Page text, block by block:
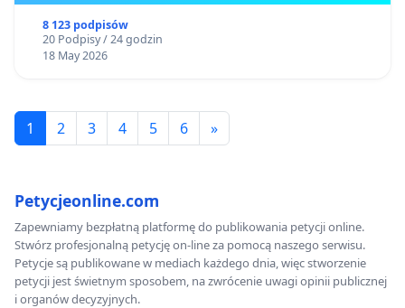
8 123 podpisów
20 Podpisy / 24 godzin
18 May 2026
1 2 3 4 5 6 »
Petycjeonline.com
Zapewniamy bezpłatną platformę do publikowania petycji online.
Stwórz profesjonalną petycję on-line za pomocą naszego serwisu.
Petycje są publikowane w mediach każdego dnia, więc stworzenie
petycji jest świetnym sposobem, na zwrócenie uwagi opinii publicznej
i organów decyzyjnych.